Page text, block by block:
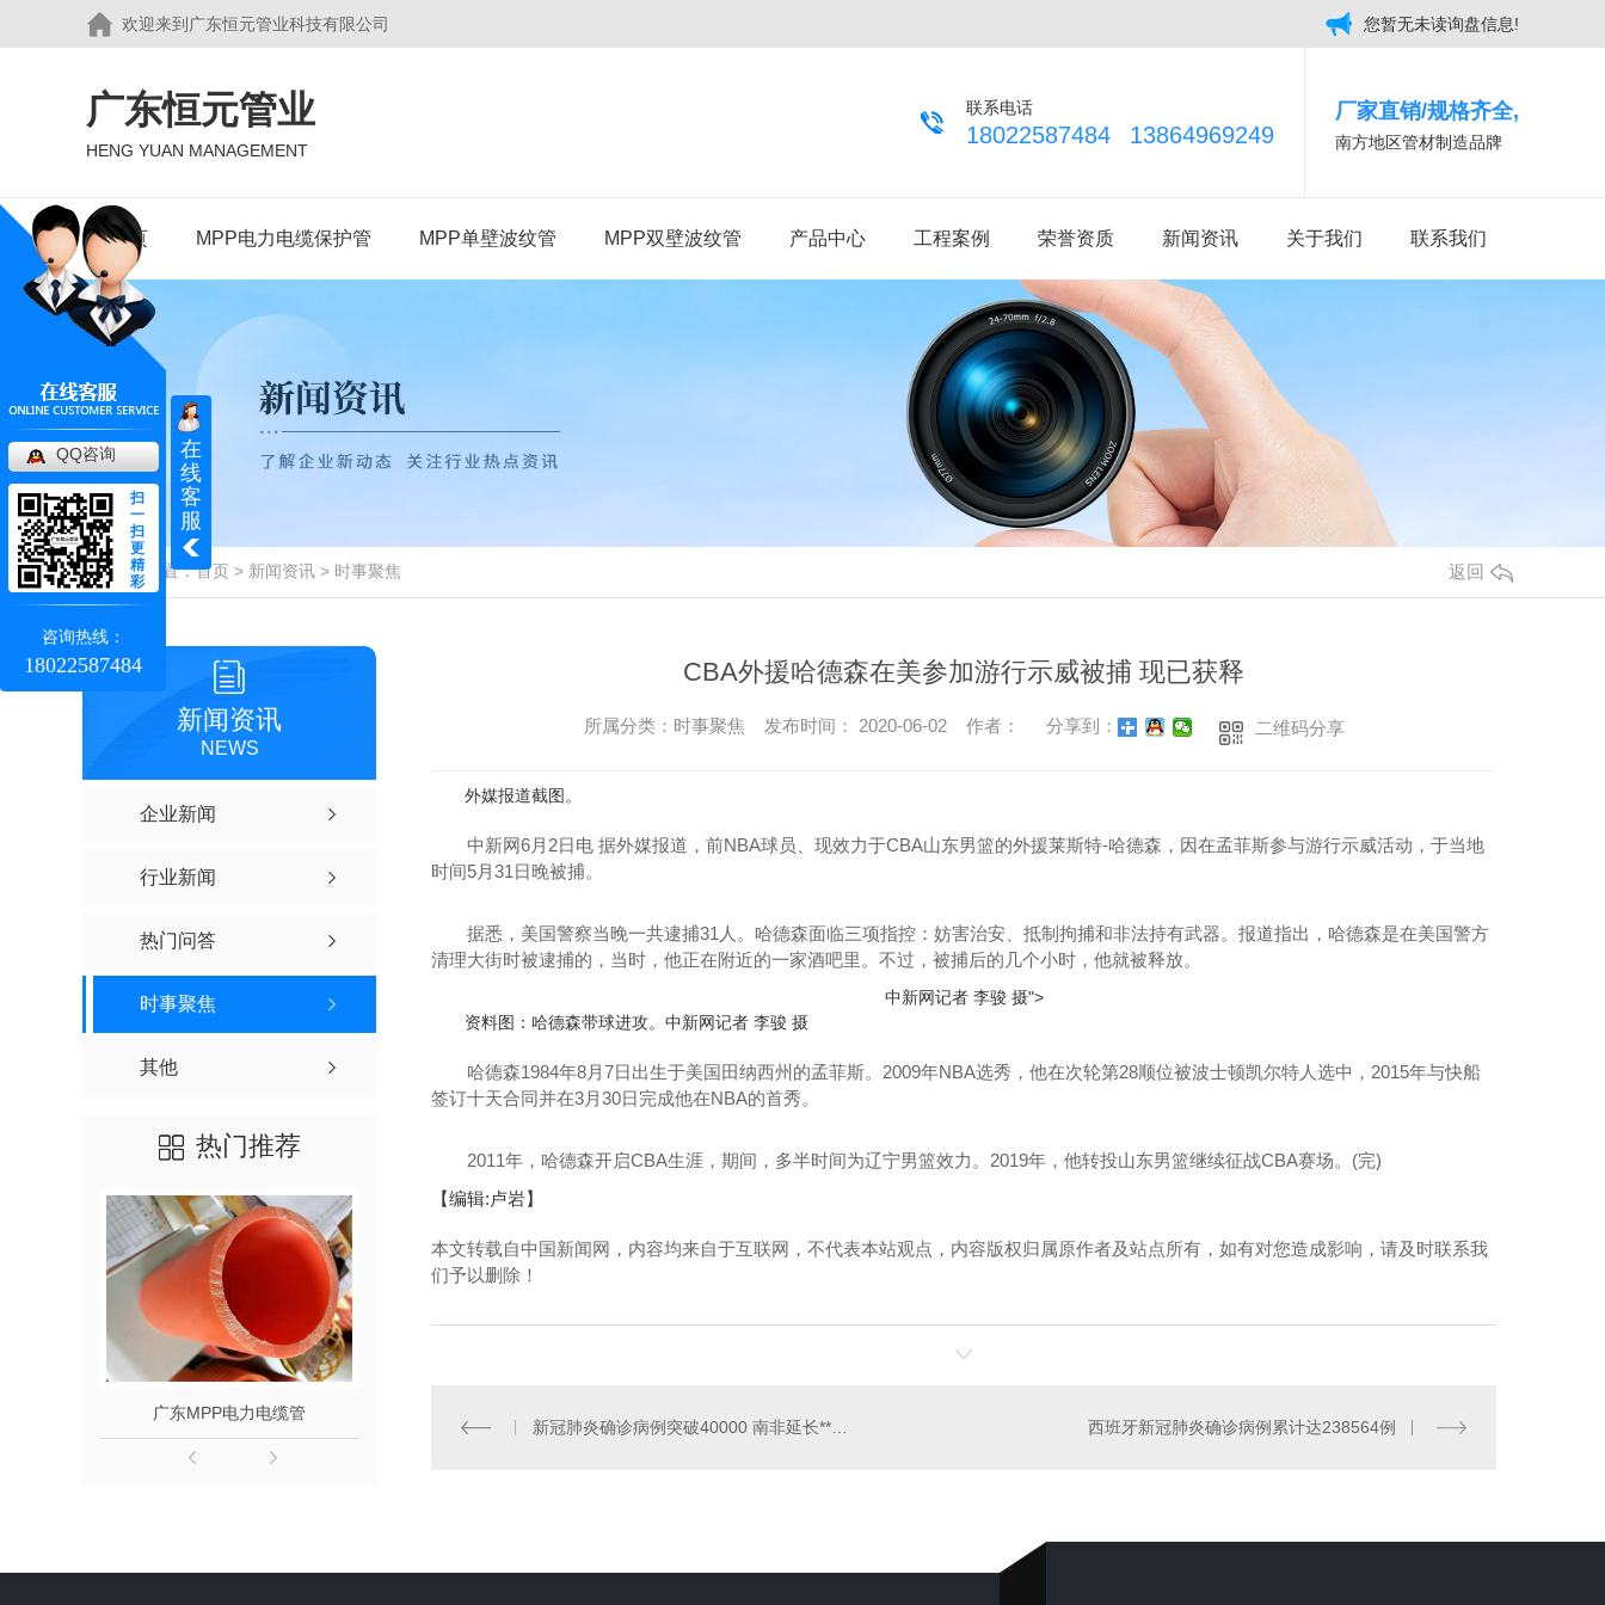
欢迎来到广东恒元管业科技有限公司 您暂无未读询盘信息!
广东恒元管业
HENG YUAN MANAGEMENT
联系电话
18022587484 13864969249
厂家直销/规格齐全,
南方地区管材制造品牌
首页 MPP电力电缆保护管 MPP单壁波纹管 MPP双壁波纹管 产品中心
MPP电力电缆管销售
MPP高性能电力电缆保护管
广东MPP电力电缆管厂家
MPP单壁波纹管
广东MPP波纹管
MPP双壁波纹管
MPP双壁波纹管批发
改性聚丙烯（IFB）MPP双壁波纹管
HDPE电力电缆管销售
埋地式高压电力电缆保护管
工程案例 荣誉资质 新闻资讯
企业新闻
热门问答
时事聚焦
其他
关于我们
工厂风貌
仓库一角
联系我们
当前位置：首页 > 新闻资讯 > 时事聚焦 返回
新闻资讯
NEWS
企业新闻
行业新闻
热门问答
时事聚焦
其他
热门推荐
广东MPP电力电缆管
CBA外援哈德森在美参加游行示威被捕 现已获释
所属分类：时事聚焦 发布时间： 2020-06-02 作者： 分享到： 二维码分享
外媒报道截图。
中新网6月2日电 据外媒报道，前NBA球员、现效力于CBA山东男篮的外援莱斯特-哈德森，因在孟菲斯参与游行示威活动，于当地
时间5月31日晚被捕。
据悉，美国警察当晚一共逮捕31人。哈德森面临三项指控：妨害治安、抵制拘捕和非法持有武器。报道指出，哈德森是在美国警方
清理大街时被逮捕的，当时，他正在附近的一家酒吧里。不过，被捕后的几个小时，他就被释放。
中新网记者 李骏 摄">
资料图：哈德森带球进攻。中新网记者 李骏 摄
哈德森1984年8月7日出生于美国田纳西州的孟菲斯。2009年NBA选秀，他在次轮第28顺位被波士顿凯尔特人选中，2015年与快船
签订十天合同并在3月30日完成他在NBA的首秀。
2011年，哈德森开启CBA生涯，期间，多半时间为辽宁男篮效力。2019年，他转投山东男篮继续征战CBA赛场。(完)
【编辑:卢岩】
本文转载自中国新闻网，内容均来自于互联网，不代表本站观点，内容版权归属原作者及站点所有，如有对您造成影响，请及时联系我
们予以删除！
新冠肺炎确诊病例突破40000 南非延长**灾难状态时间 西班牙新冠肺炎确诊病例累计达238564例
在
线
客
服
QQ咨询
扫
一
扫
更
精
彩
咨询热线：
18022587484